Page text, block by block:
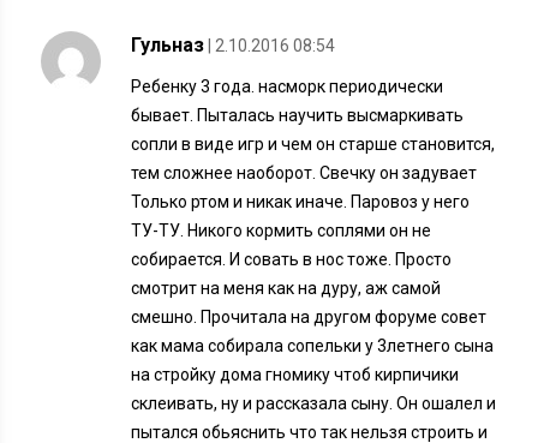
Гульназ | 2.10.2016 08:54
Ребенку 3 года. насморк периодически
бывает. Пыталась научить высмаркивать
сопли в виде игр и чем он старше становится,
тем сложнее наоборот. Свечку он задувает
Только ртом и никак иначе. Паровоз у него
ТУ-ТУ. Никого кормить соплями он не
собирается. И совать в нос тоже. Просто
смотрит на меня как на дуру, аж самой
смешно. Прочитала на другом форуме совет
как мама собирала сопельки у 3летнего сына
на стройку дома гномику чтоб кирпичики
склеивать, ну и рассказала сыну. Он ошалел и
пытался обьяснить что так нельзя строить и